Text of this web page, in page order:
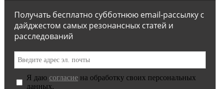
Получать бесплатно субботнюю email-рассылку с
дайджестом самых резонансных статей и
расследований
Я даю согласие на обработку своих персональных
данных.